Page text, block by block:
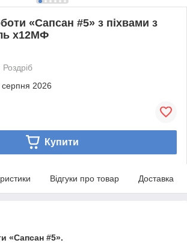
«Сапсан #5» з піхвами з
х12МФ
Роздріб
серпня 2026
Купити
Відгуки про товар Доставка
«Сапсан #5».